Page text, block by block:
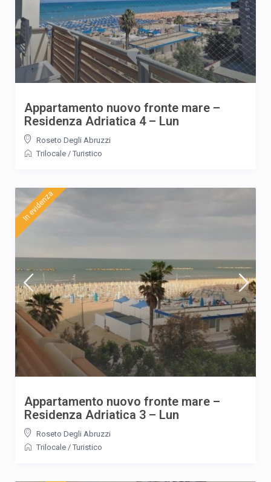
Appartamento nuovo fronte mare –
Residenza Adriatica 4 – Lun
Roseto Degli Abruzzi
Trilocale / Turistico
In evidenza
Appartamento nuovo fronte mare –
Residenza Adriatica 3 – Lun
Roseto Degli Abruzzi
Trilocale / Turistico